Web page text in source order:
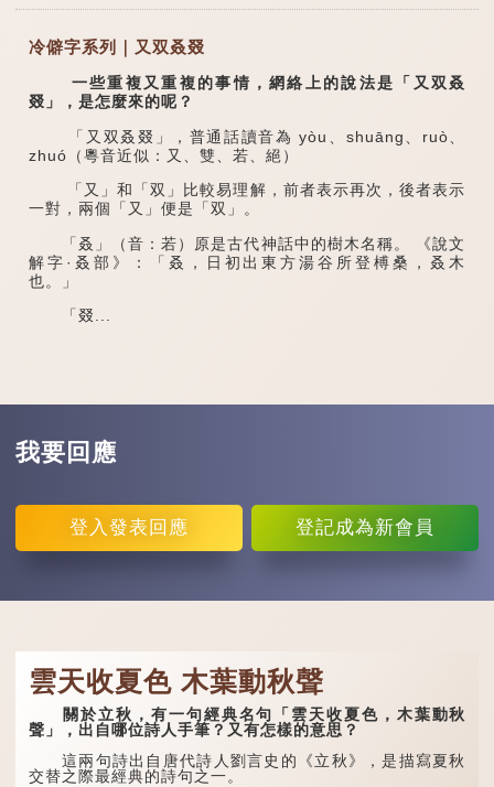
冷僻字系列｜又双叒叕
一些重複又重複的事情，網絡上的說法是「又双叒
叕」，是怎麼來的呢？
「又双叒叕」，普通話讀音為 yòu、shuāng、ruò、
zhuó（粵音近似：又、雙、若、絕）
「又」和「双」比較易理解，前者表示再次，後者表示
一對，兩個「又」便是「双」。
「叒」（音：若）原是古代神話中的樹木名稱。 《說文
解字·叒部》：「叒，日初出東方湯谷所登榑桑，叒木
也。」
「叕...
我要回應
登入 發表回應 登記成為新會員
雲天收夏色 木葉動秋聲
關於立秋，有一句經典名句「雲天收夏色，木葉動秋
聲」，出自哪位詩人手筆？又有怎樣的意思？
這兩句詩出自唐代詩人劉言史的《立秋》，是描寫夏秋
交替之際最經典的詩句之一。